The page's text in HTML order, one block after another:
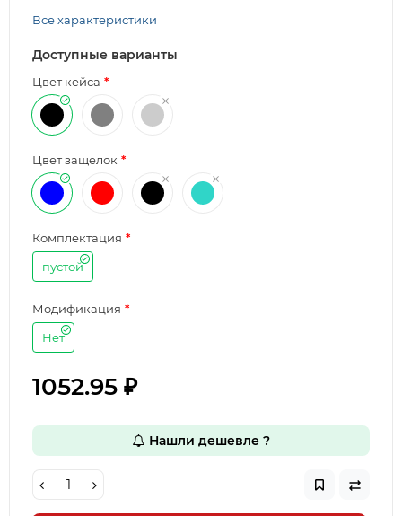
Все характеристики
Доступные варианты
Цвет кейса
Цвет защелок
Комплектация
пустой
Модификация
Нет
1052.95 ₽
Нашли дешевле ?